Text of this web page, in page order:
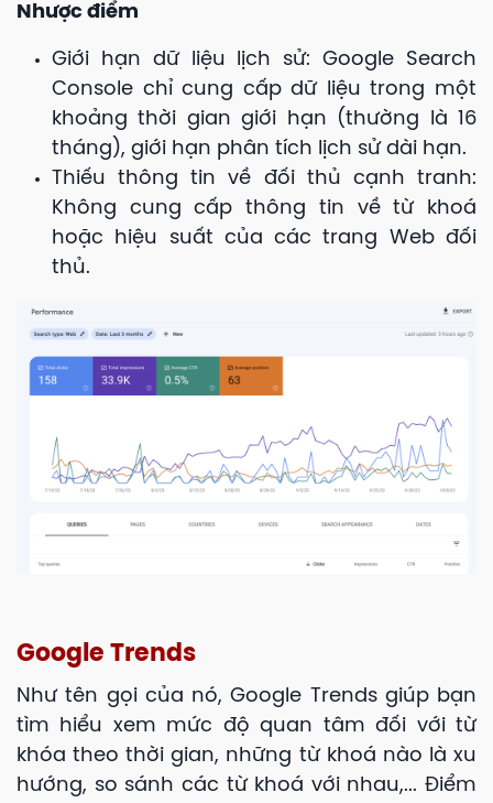
Nhược điểm
Giới hạn dữ liệu lịch sử: Google Search
Console chỉ cung cấp dữ liệu trong một
khoảng thời gian giới hạn (thường là 16
tháng), giới hạn phân tích lịch sử dài hạn.
Thiếu thông tin về đối thủ cạnh tranh:
Không cung cấp thông tin về từ khoá
hoặc hiệu suất của các trang Web đối
thủ.
Google Trends
Như tên gọi của nó, Google Trends giúp bạn
tìm hiểu xem mức độ quan tâm đối với từ
khóa theo thời gian, những từ khoá nào là xu
hướng, so sánh các từ khoá với nhau,... Điểm